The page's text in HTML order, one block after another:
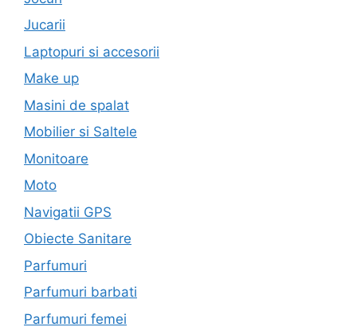
Jucarii
Laptopuri si accesorii
Make up
Masini de spalat
Mobilier si Saltele
Monitoare
Moto
Navigatii GPS
Obiecte Sanitare
Parfumuri
Parfumuri barbati
Parfumuri femei